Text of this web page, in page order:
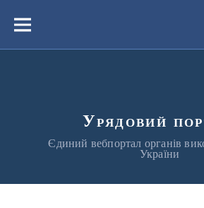
вмістуМеню
Урядовий
Єдиний вебпортал органів
України